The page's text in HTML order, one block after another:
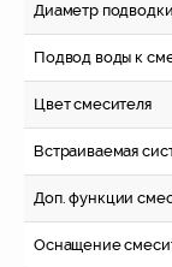
Диаметр
Подвод воды к
Цвет смесителя
Встраиваемая
Доп. функции
Оснащение